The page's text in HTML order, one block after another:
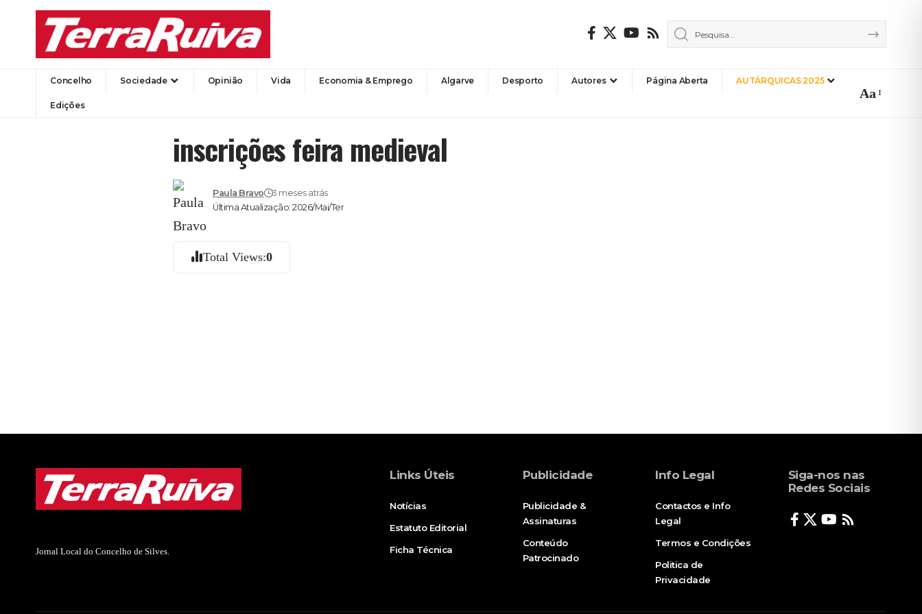
Concelho Sociedade Opinião Vida Economia & Emprego Algarve Desporto Autores Página Aberta AUTÁRQUICAS 2025
Edições
Aa
inscrições feira medieval
Última Atualização: 2026/Mai/Ter
Paula Bravo 3 meses atrás
Total Views:0
Jornal Local do Concelho de Silves.
Links Úteis
Notícias
Estatuto Editorial
Ficha Técnica
Publicidade
Publicidade &
Assinaturas
Conteúdo
Patrocinado
Info Legal
Contactos e Info
Legal
Termos e Condições
Politica de
Privacidade
Siga-nos nas
Redes Sociais